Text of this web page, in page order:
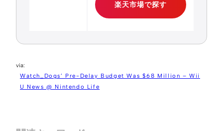
楽天市場で探す
Watch_Dogs’ Pre-Delay Budget Was $68 Million – Wii
U News @ Nintendo Life